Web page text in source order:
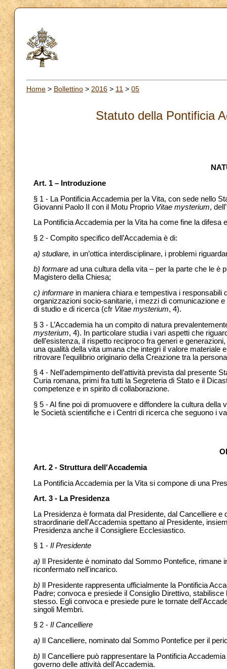
Home > Bollettino > 2016 > 11 > 05
Statuto della Pontificia
Art. 1 – Introduzione
§ 1 - La Pontificia Accademia per la Vita, con sede nello
Giovanni Paolo II con il Motu Proprio Vitae mysterium,
La Pontificia Accademia per la Vita ha come fine la
§ 2 - Compito specifico dell’Accademia è di:
a) studiare, in un’ottica interdisciplinare, i problemi
b) formare ad una cultura della vita – per la parte che le è
Magistero della Chiesa;
c) informare in maniera chiara e tempestiva i responsabili
organizzazioni socio-sanitarie, i mezzi di comunicazione
di studio e di ricerca (cfr Vitae mysterium, 4).
§ 3 - L’Accademia ha un compito di natura
mysterium, 4). In particolare studia i vari aspetti che
dell’esistenza, il rispetto reciproco fra generi e
una qualità della vita umana che integri il valore materiale
ritrovare l’equilibrio originario della Creazione tra la
§ 4 - Nell’adempimento dell’attività prevista dal presente
Curia romana, primi fra tutti la Segreteria di Stato e il
competenze e in spirito di collaborazione.
§ 5 - Al fine poi di promuovere e diffondere la cultura
le Società scientifiche e i Centri di ricerca che seguono i
Art. 2 - Struttura dell'Accademia
La Pontificia Accademia per la Vita si compone di una
Art. 3 - La Presidenza
La Presidenza è formata dal Presidente, dal Cancelliere
straordinarie dell'Accademia spettano al Presidente,
Presidenza anche il Consigliere Ecclesiastico.
§ 1 - Il Presidente
a) Il Presidente è nominato dal Sommo Pontefice,
riconfermato nell'incarico.
b) Il Presidente rappresenta ufficialmente la Pontificia
Padre; convoca e presiede il Consiglio Direttivo,
stesso. Egli convoca e presiede pure le tornate
singoli Membri.
§ 2 - Il Cancelliere
a) Il Cancelliere, nominato dal Sommo Pontefice per il
b) Il Cancelliere può rappresentare la Pontificia
governo delle attività dell'Accademia.